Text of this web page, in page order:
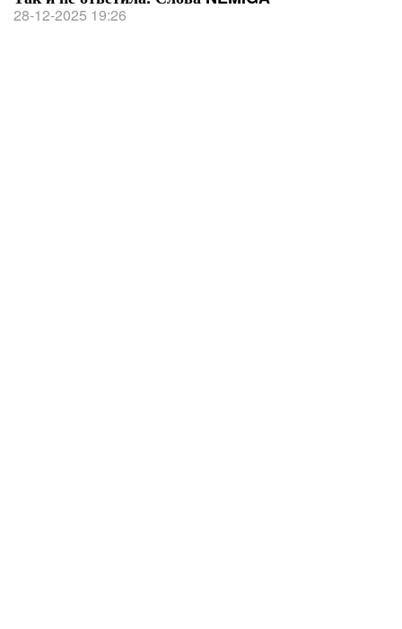
28-12-2025 19:26